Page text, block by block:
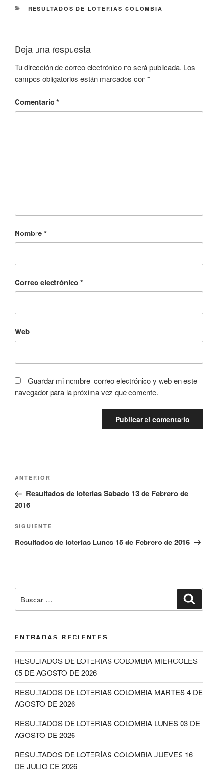
CATEGORÍAS
RESULTADOS DE LOTERIAS COLOMBIA
Deja una respuesta
Tu dirección de correo electrónico no será publicada. Los
campos obligatorios están marcados con*
Comentario*
Nombre*
Correo electrónico*
Web
Guardar mi nombre, correo electrónico y web en este
navegador para la próxima vez que comente.
Navegación
entradas
Entrada
anterior:
ANTERIOR
Resultados de loterias Sabado 13 de Febrero de
2016
Siguiente
entrada
SIGUIENTE
Resultados de loterias Lunes 15 de Febrero de 2016
por:
ENTRADAS RECIENTES
RESULTADOS DE LOTERIAS COLOMBIA MIERCOLES
05 DE AGOSTO DE 2026
RESULTADOS DE LOTERIAS COLOMBIA MARTES 4 DE
AGOSTO DE 2026
RESULTADOS DE LOTERIAS COLOMBIA LUNES 03 DE
AGOSTO DE 2026
RESULTADOS DE LOTERÍAS COLOMBIA JUEVES 16
DE JULIO DE 2026